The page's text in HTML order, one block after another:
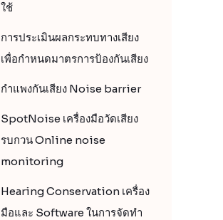
ใช้
การประเมินผลกระทบทางเสียง
เพื่อกำหนดมาตรการป้องกันเสียง
กำแพงกันเสียง Noise barrier
SpotNoise เครื่องมือวัดเสียง
รบกวน Online noise
monitoring
Hearing Conservation เครื่อง
มือและ Software ในการจัดทำ